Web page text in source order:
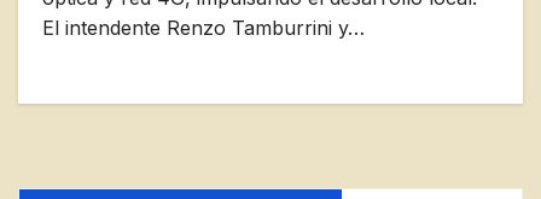
El intendente Renzo Tamburrini y…